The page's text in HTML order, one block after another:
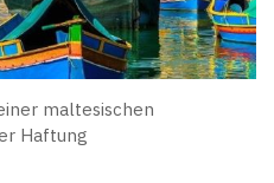
maltesischen
Haftung